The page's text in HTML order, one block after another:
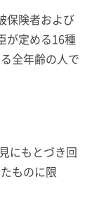
保険者および
が定める16種
全年齢の人で
にもとづき回
ものに限